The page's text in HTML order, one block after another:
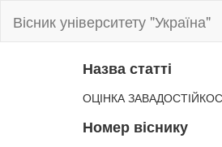
Вісник університету "Україна"
Назва статті
ОЦІНКА
Номер віснику